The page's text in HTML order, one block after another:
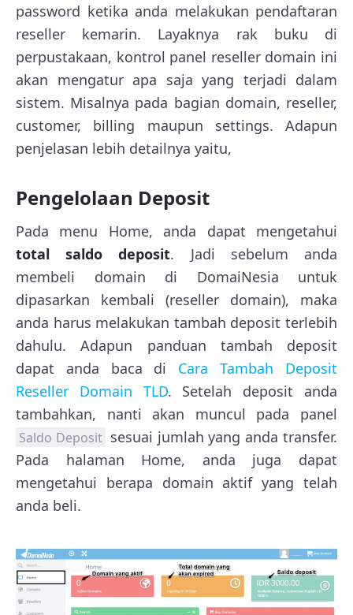
password ketika anda melakukan pendaftaran
reseller kemarin. Layaknya rak buku di
perpustakaan, kontrol panel reseller domain ini
akan mengatur apa saja yang terjadi dalam
sistem. Misalnya pada bagian domain, reseller,
customer, billing maupun settings. Adapun
penjelasan lebih detailnya yaitu,
Pengelolaan Deposit
Pada menu Home, anda dapat mengetahui
total saldo deposit. Jadi sebelum anda
membeli domain di DomaiNesia untuk
dipasarkan kembali (reseller domain), maka
anda harus melakukan tambah deposit terlebih
dahulu. Adapun panduan tambah deposit
dapat anda baca di Cara Tambah Deposit
Reseller Domain TLD. Setelah deposit anda
tambahkan, nanti akan muncul pada panel
Saldo Deposit sesuai jumlah yang anda transfer.
Pada halaman Home, anda juga dapat
mengetahui berapa domain aktif yang telah
anda beli.